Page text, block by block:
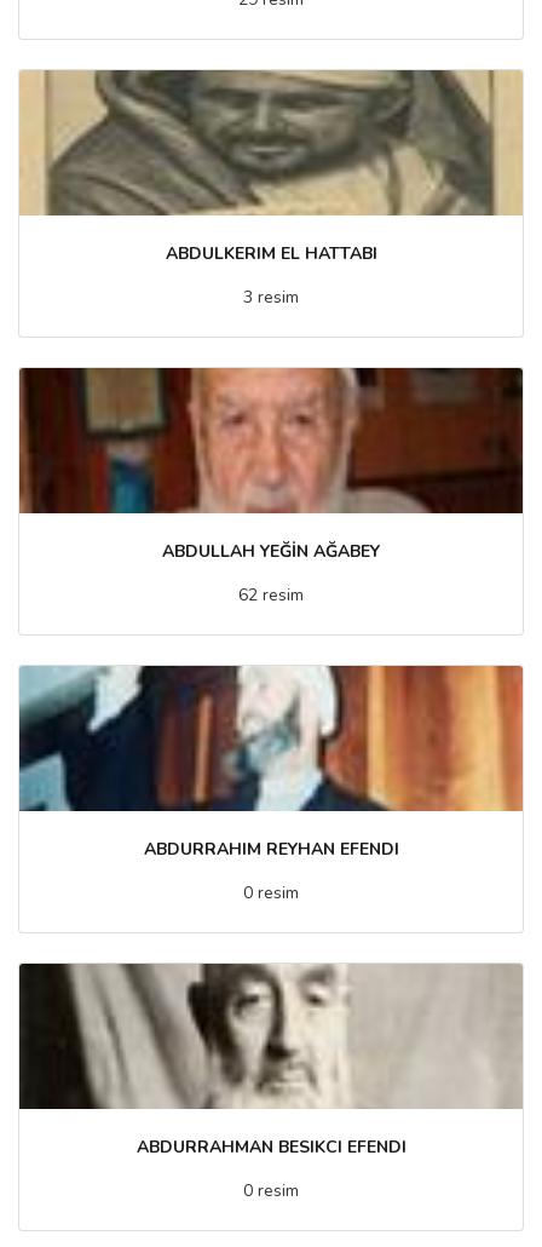
ABDULKERIM EL HATTABI
3 resim
ABDULLAH YEĞİN AĞABEY
62 resim
ABDURRAHIM REYHAN EFENDI
0 resim
ABDURRAHMAN BESIKCI EFENDI
0 resim